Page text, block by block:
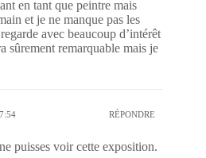
en tant que peintre mais
et je ne manque pas les
avec beaucoup d’intérêt
sûrement remarquable mais je
RÉPONDRE
puisses voir cette exposition.